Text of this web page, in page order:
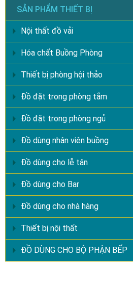
SẢN PHẨM THIẾT BỊ
Nội thất đồ vải
Hóa chất Buồng Phòng
Thiết bị phòng hội thảo
Đồ đặt trong phòng tắm
Đồ đặt trong phòng ngủ
Đồ dùng nhân viên buồng
Đồ dùng cho lễ tân
Đồ dùng cho Bar
Đồ dùng cho nhà hàng
Thiết bị nội thất
ĐỒ DÙNG CHO BỘ PHẬN BẾP